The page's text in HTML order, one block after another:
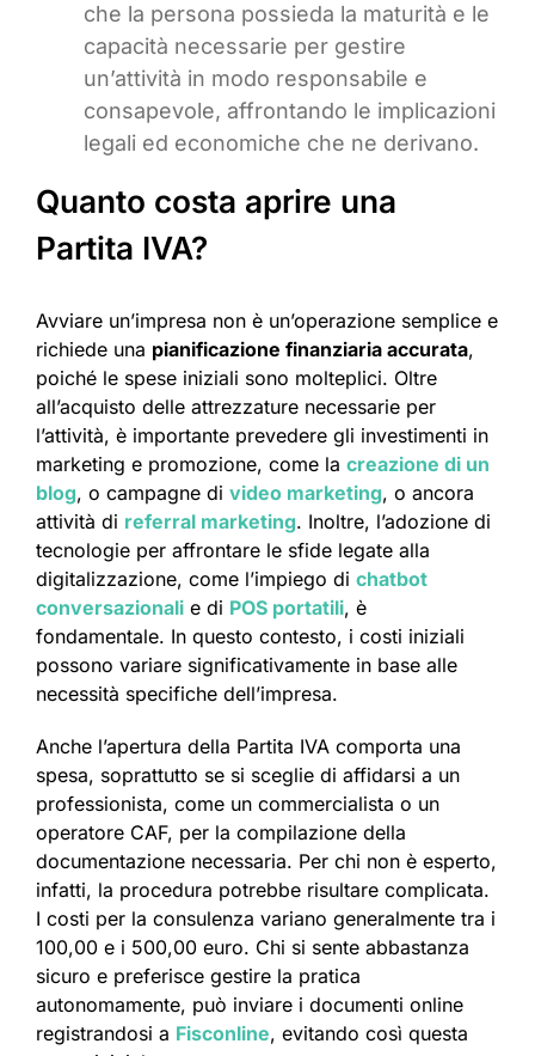
che la persona possieda la maturità e le
capacità necessarie per gestire
un’attività in modo responsabile e
consapevole, affrontando le implicazioni
legali ed economiche che ne derivano.
Quanto costa aprire una
Partita IVA?
Avviare un’impresa non è un’operazione semplice e
richiede una pianificazione finanziaria accurata,
poiché le spese iniziali sono molteplici. Oltre
all’acquisto delle attrezzature necessarie per
l’attività, è importante prevedere gli investimenti in
marketing e promozione, come la creazione di un
blog, o campagne di video marketing, o ancora
attività di referral marketing. Inoltre, l’adozione di
tecnologie per affrontare le sfide legate alla
digitalizzazione, come l’impiego di chatbot
conversazionali e di POS portatili, è
fondamentale. In questo contesto, i costi iniziali
possono variare significativamente in base alle
necessità specifiche dell’impresa.
Anche l’apertura della Partita IVA comporta una
spesa, soprattutto se si sceglie di affidarsi a un
professionista, come un commercialista o un
operatore CAF, per la compilazione della
documentazione necessaria. Per chi non è esperto,
infatti, la procedura potrebbe risultare complicata.
I costi per la consulenza variano generalmente tra i
100,00 e i 500,00 euro. Chi si sente abbastanza
sicuro e preferisce gestire la pratica
autonomamente, può inviare i documenti online
registrandosi a Fisconline, evitando così questa